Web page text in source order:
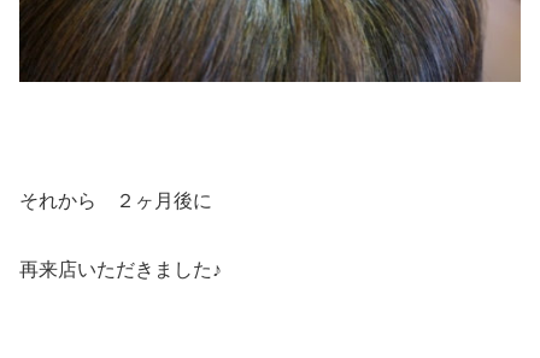
それから ２ヶ月後に
再来店いただきました♪